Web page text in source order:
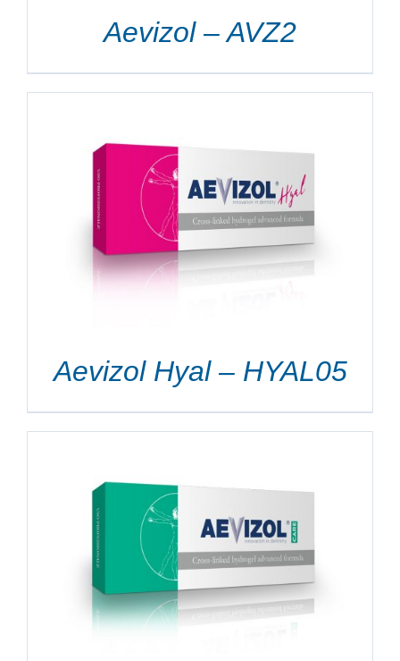
Aevizol – AVZ2
Aevizol Hyal – HYAL05